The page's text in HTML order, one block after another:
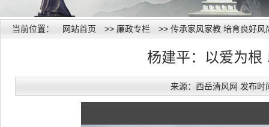
当前位置： 网站首页 >> 廉政专栏 >> 传承家风家教 培育良好风
杨建平：以爱为根
来源：西岳清风网 发布